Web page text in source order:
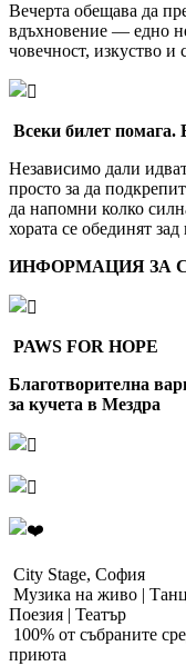
Вечерта обещава да
вдъхновение — едно
човечност, изкуство и
Всеки билет помага.
Независимо дали
просто за да
да напомни колко
хората се обединят
ИНФОРМАЦИЯ ЗА
PAWS FOR HOPE
Благотворителна
за кучета в Мездра
City Stage, София
Музика на живо |
Поезия | Театър
100% от събраните
приюта